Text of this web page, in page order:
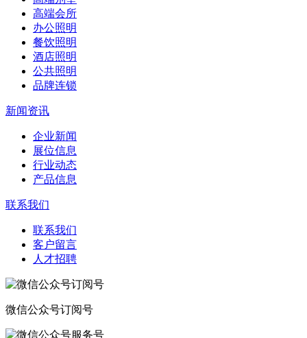
高端会所
办公照明
餐饮照明
酒店照明
公共照明
品牌连锁
新闻资讯
企业新闻
展位信息
行业动态
产品信息
联系我们
联系我们
客户留言
人才招聘
微信公众号订阅号